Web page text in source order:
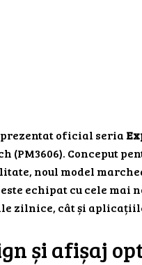
prezentat oficial seria
(PM3606). Conceput
noul model
echipat cu cele mai
zilnice, cât și
și afișaj